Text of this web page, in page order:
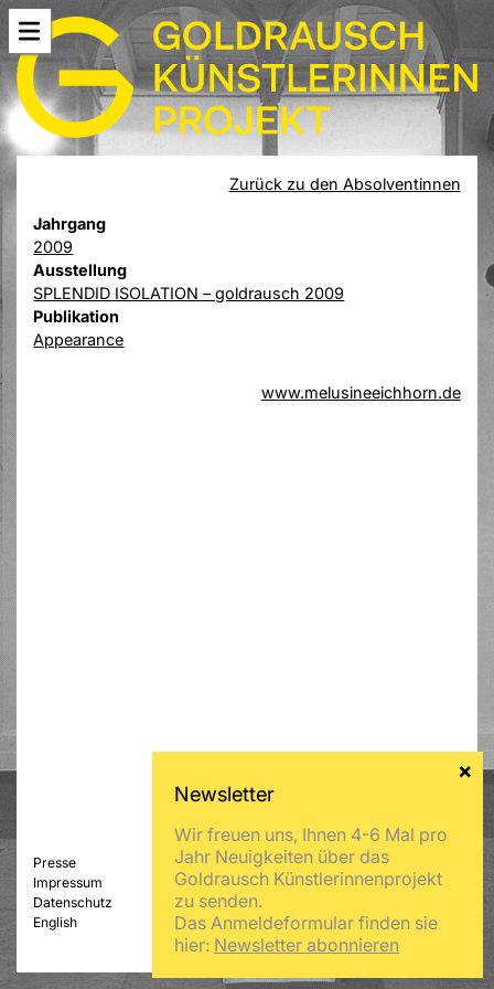
Zurück zu den Absolventinnen
Jahrgang
2009
Ausstellung
SPLENDID ISOLATION – goldrausch 2009
Publikation
Appearance
www.melusineeichhorn.de
Presse
Impressum
Datenschutz
English
Wir freuen uns, Ihnen 4-6 Mal pro
Jahr Neuigkeiten über das
Goldrausch Künstlerinnenprojekt
zu senden.
Das Anmeldeformular finden sie
hier: Newsletter abonnieren